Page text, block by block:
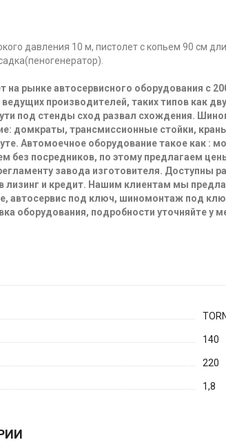
давления 10 м, пистолет с копьем 90 см
на рынке автосервисного оборудования с
производителей, таких типов как
под стенды сход развал схождения.
домкраты, трансмиссионные стойки,
Автомоечное оборудование такое как :
без посредников, по этому предлагаем
завода изготовителя. Доступны
лизинг и кредит. Нашим клиентам мы
автосервис под ключ, шиномонтаж под
оборудования, подробности уточняйте у
140
220
1,8